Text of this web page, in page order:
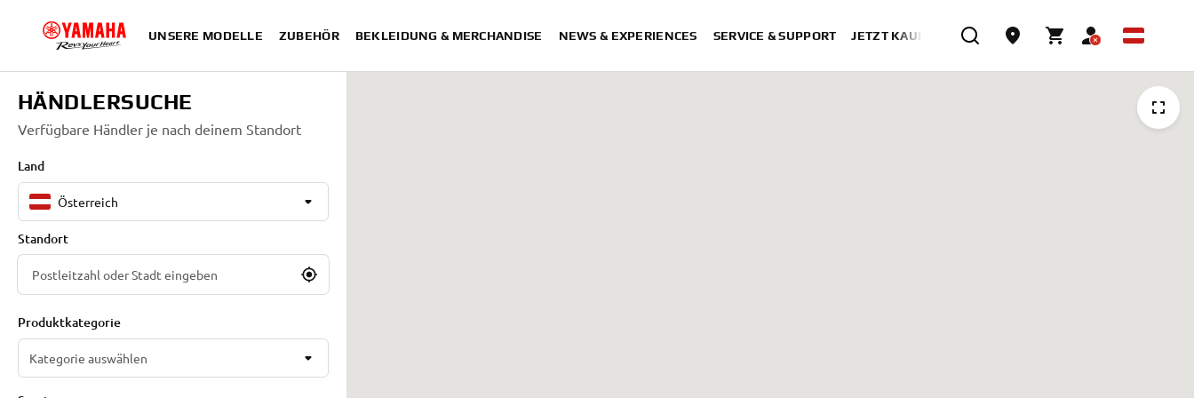
UNSERE MODELLE ZUBEHÖR BEKLEIDUNG & MERCHANDISE NEWS & EXPERIENCES SERVICE & SUPPORT JETZT KAUFEN
HÄNDLERSUCHE
Verfügbare Händler je nach deinem Standort
Land
Österreich
Produktkategorie
Kategorie auswählen
Standort